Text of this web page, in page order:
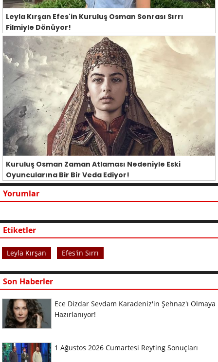
Leyla Kırşan Efes'in Kuruluş Osman Sonrası Sırrı
Filmiyle Dönüyor!
Kuruluş Osman Zaman Atlaması Nedeniyle Eski
Oyuncularına Bir Bir Veda Ediyor!
Yorumlar
Etiketler
Leyla Kırşan Efes'in Sırrı
Son Haberler
Ece Dizdar Sevdam Karadeniz'in Şehnaz'ı Olmaya
Hazırlanıyor!
1 Ağustos 2026 Cumartesi Reyting Sonuçları